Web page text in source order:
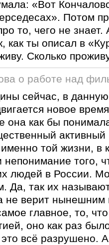
«Вот
Потом
то, чего не
как ты описал в
Сколько
о работе над
сейчас, в данную
новое
она как бы
активный
той жизни, в
непонимание того,
людей в России.
Да, так их
не верит нынешним
главное, то,
оно как раз
всё разрушено.